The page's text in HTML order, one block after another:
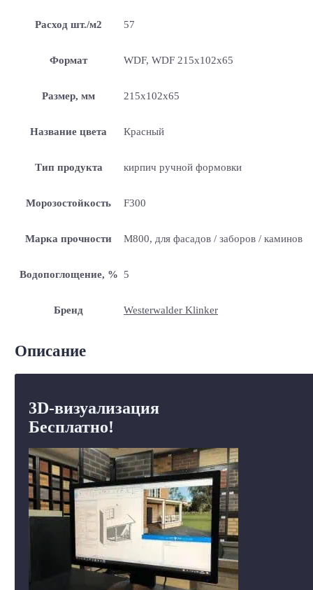
Расход шт./м2 57
Формат WDF, WDF 215x102x65
Размер, мм 215x102x65
Название цвета Красный
Тип продукта кирпич ручной формовки
Морозостойкость F300
Марка прочности M800, для фасадов / заборов / каминов
Водопоглощение, % 5
Бренд Westerwalder Klinker
Описание
3D-визуализация
Бесплатно!